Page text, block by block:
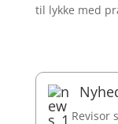
til lykke med
Revisor